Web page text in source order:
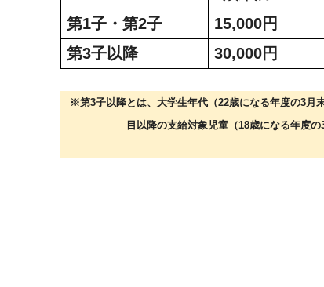
第1子・第2子 15,000円
第3子以降 30,000円
※第3子以降とは、大学生年代（22歳になる年度の3月
目以降の支給対象児童（18歳になる年度の